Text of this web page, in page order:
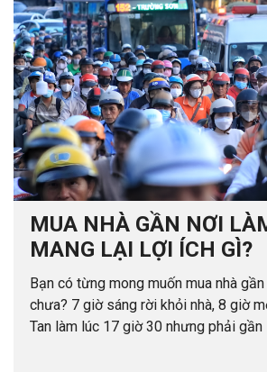
MUA NHÀ GẦN NƠI
MANG LẠI LỢI ÍCH GÌ?
Bạn có từng mong muốn mua nhà
chưa? 7 giờ sáng rời khỏi nhà, 8 giờ
Tan làm lúc 17 giờ 30 nhưng phải gần